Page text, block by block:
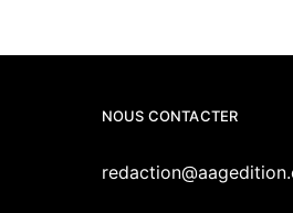
NOUS CONTACTER